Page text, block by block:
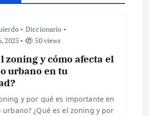
Diccionario
2025
50 views
zoning y cómo afecta el
urbano en tu
y por qué es importante en
¿Qué es el zoning y por